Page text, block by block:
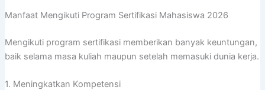
Manfaat Mengikuti Program Sertifikasi Mahasiswa 2026
Mengikuti program sertifikasi memberikan banyak keuntungan,
baik selama masa kuliah maupun setelah memasuki dunia kerja.
1. Meningkatkan Kompetensi